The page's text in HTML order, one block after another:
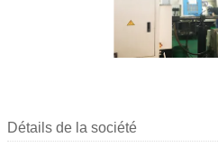
Détails de la société